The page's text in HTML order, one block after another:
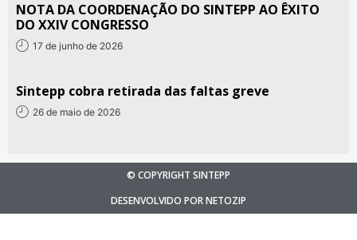
NOTA DA COORDENAÇÃO DO SINTEPP AO ÊXITO
DO XXIV CONGRESSO
17 de junho de 2026
Sintepp cobra retirada das faltas greve
26 de maio de 2026
© COPYRIGHT SINTEPP
DESENVOLVIDO POR NETOZIP